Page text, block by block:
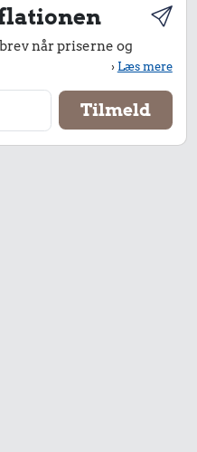
når priserne og
›Læs mere